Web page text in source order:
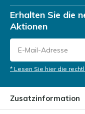
Erhalten Sie die
Aktionen
* Lesen Sie hier die
Zusatzinformation